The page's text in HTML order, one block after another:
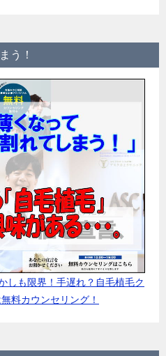
う！
しも限界！手遅れ？自毛植毛ク
料カウンセリング！